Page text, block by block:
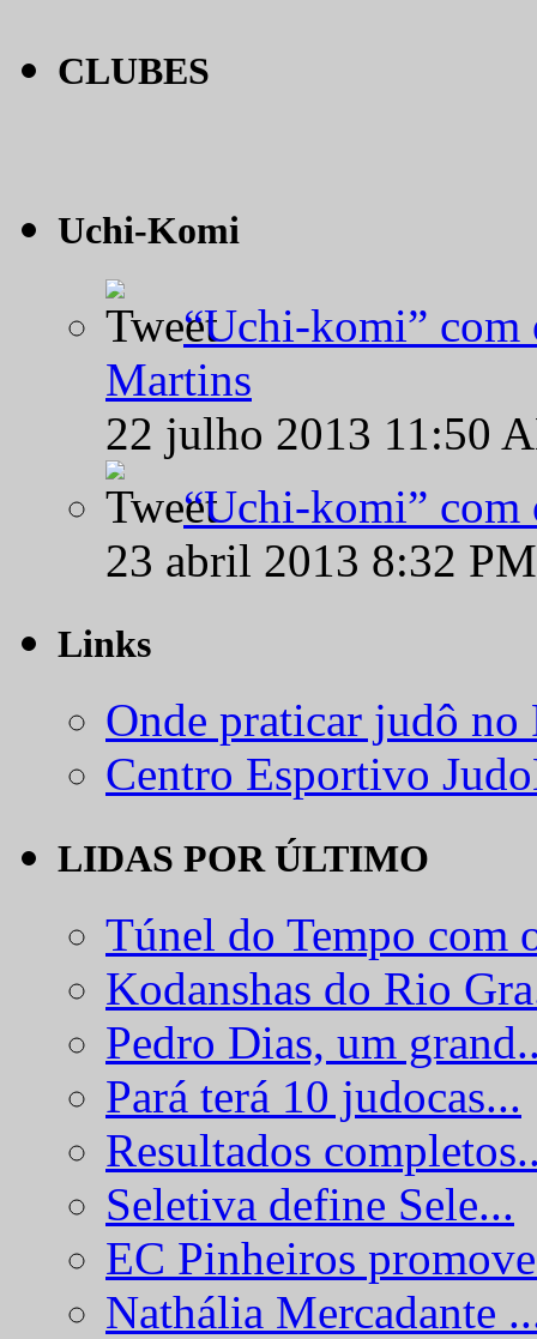
CLUBES
Uchi-Komi
“Uchi-komi” com
Martins
22 julho 2013 11:50
“Uchi-komi” com
23 abril 2013 8:32
Links
Onde praticar judô
Centro Esportivo
LIDAS POR ÚLTIMO
Túnel do Tempo com
Kodanshas do Rio
Pedro Dias, um
Pará terá 10 judocas...
Resultados
Seletiva define Sele...
EC Pinheiros
Nathália Mercadante